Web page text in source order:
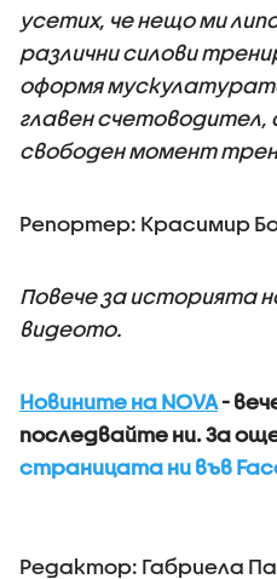
усетих, че нещо ми
различни силови
оформя
главен счетоводител,
свободен момент
​Репортер: Красимир
Повече за историята
видеото.
Новините на NOVA-
последвайте ни.За
страницата ни във
Редактор: Габриела